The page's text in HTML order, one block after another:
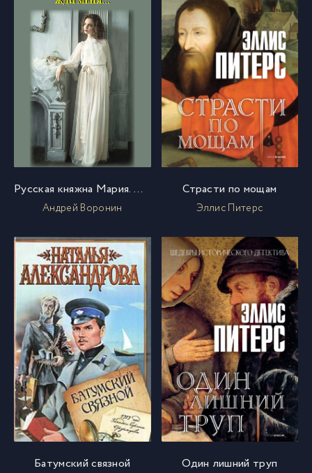
Русская княжна Мария. Жди меня…
Андрей Воронин
Страсти по мощам
Эллис Питерс
Батумский связной Один лишний труп